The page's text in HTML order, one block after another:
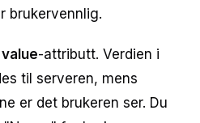
brukervennlig.
value-attributt. Verdien i
til serveren, mens
er det brukeren ser. Du